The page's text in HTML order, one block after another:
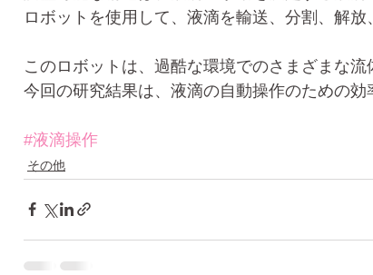
ロボットを使用して、液滴を輸送、分割、解
このロボットは、過酷な環境でのさまざまな
今回の研究結果は、液滴の自動操作のための効
#液滴操作
その他